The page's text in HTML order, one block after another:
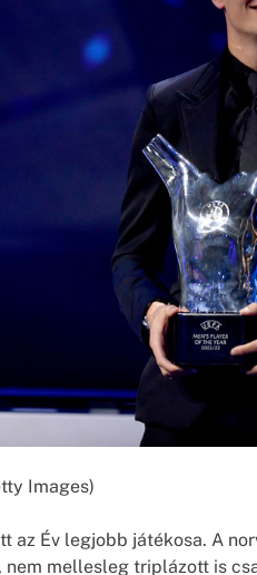
Images)
az Év legjobb játékosa. A
mellesleg triplázott is